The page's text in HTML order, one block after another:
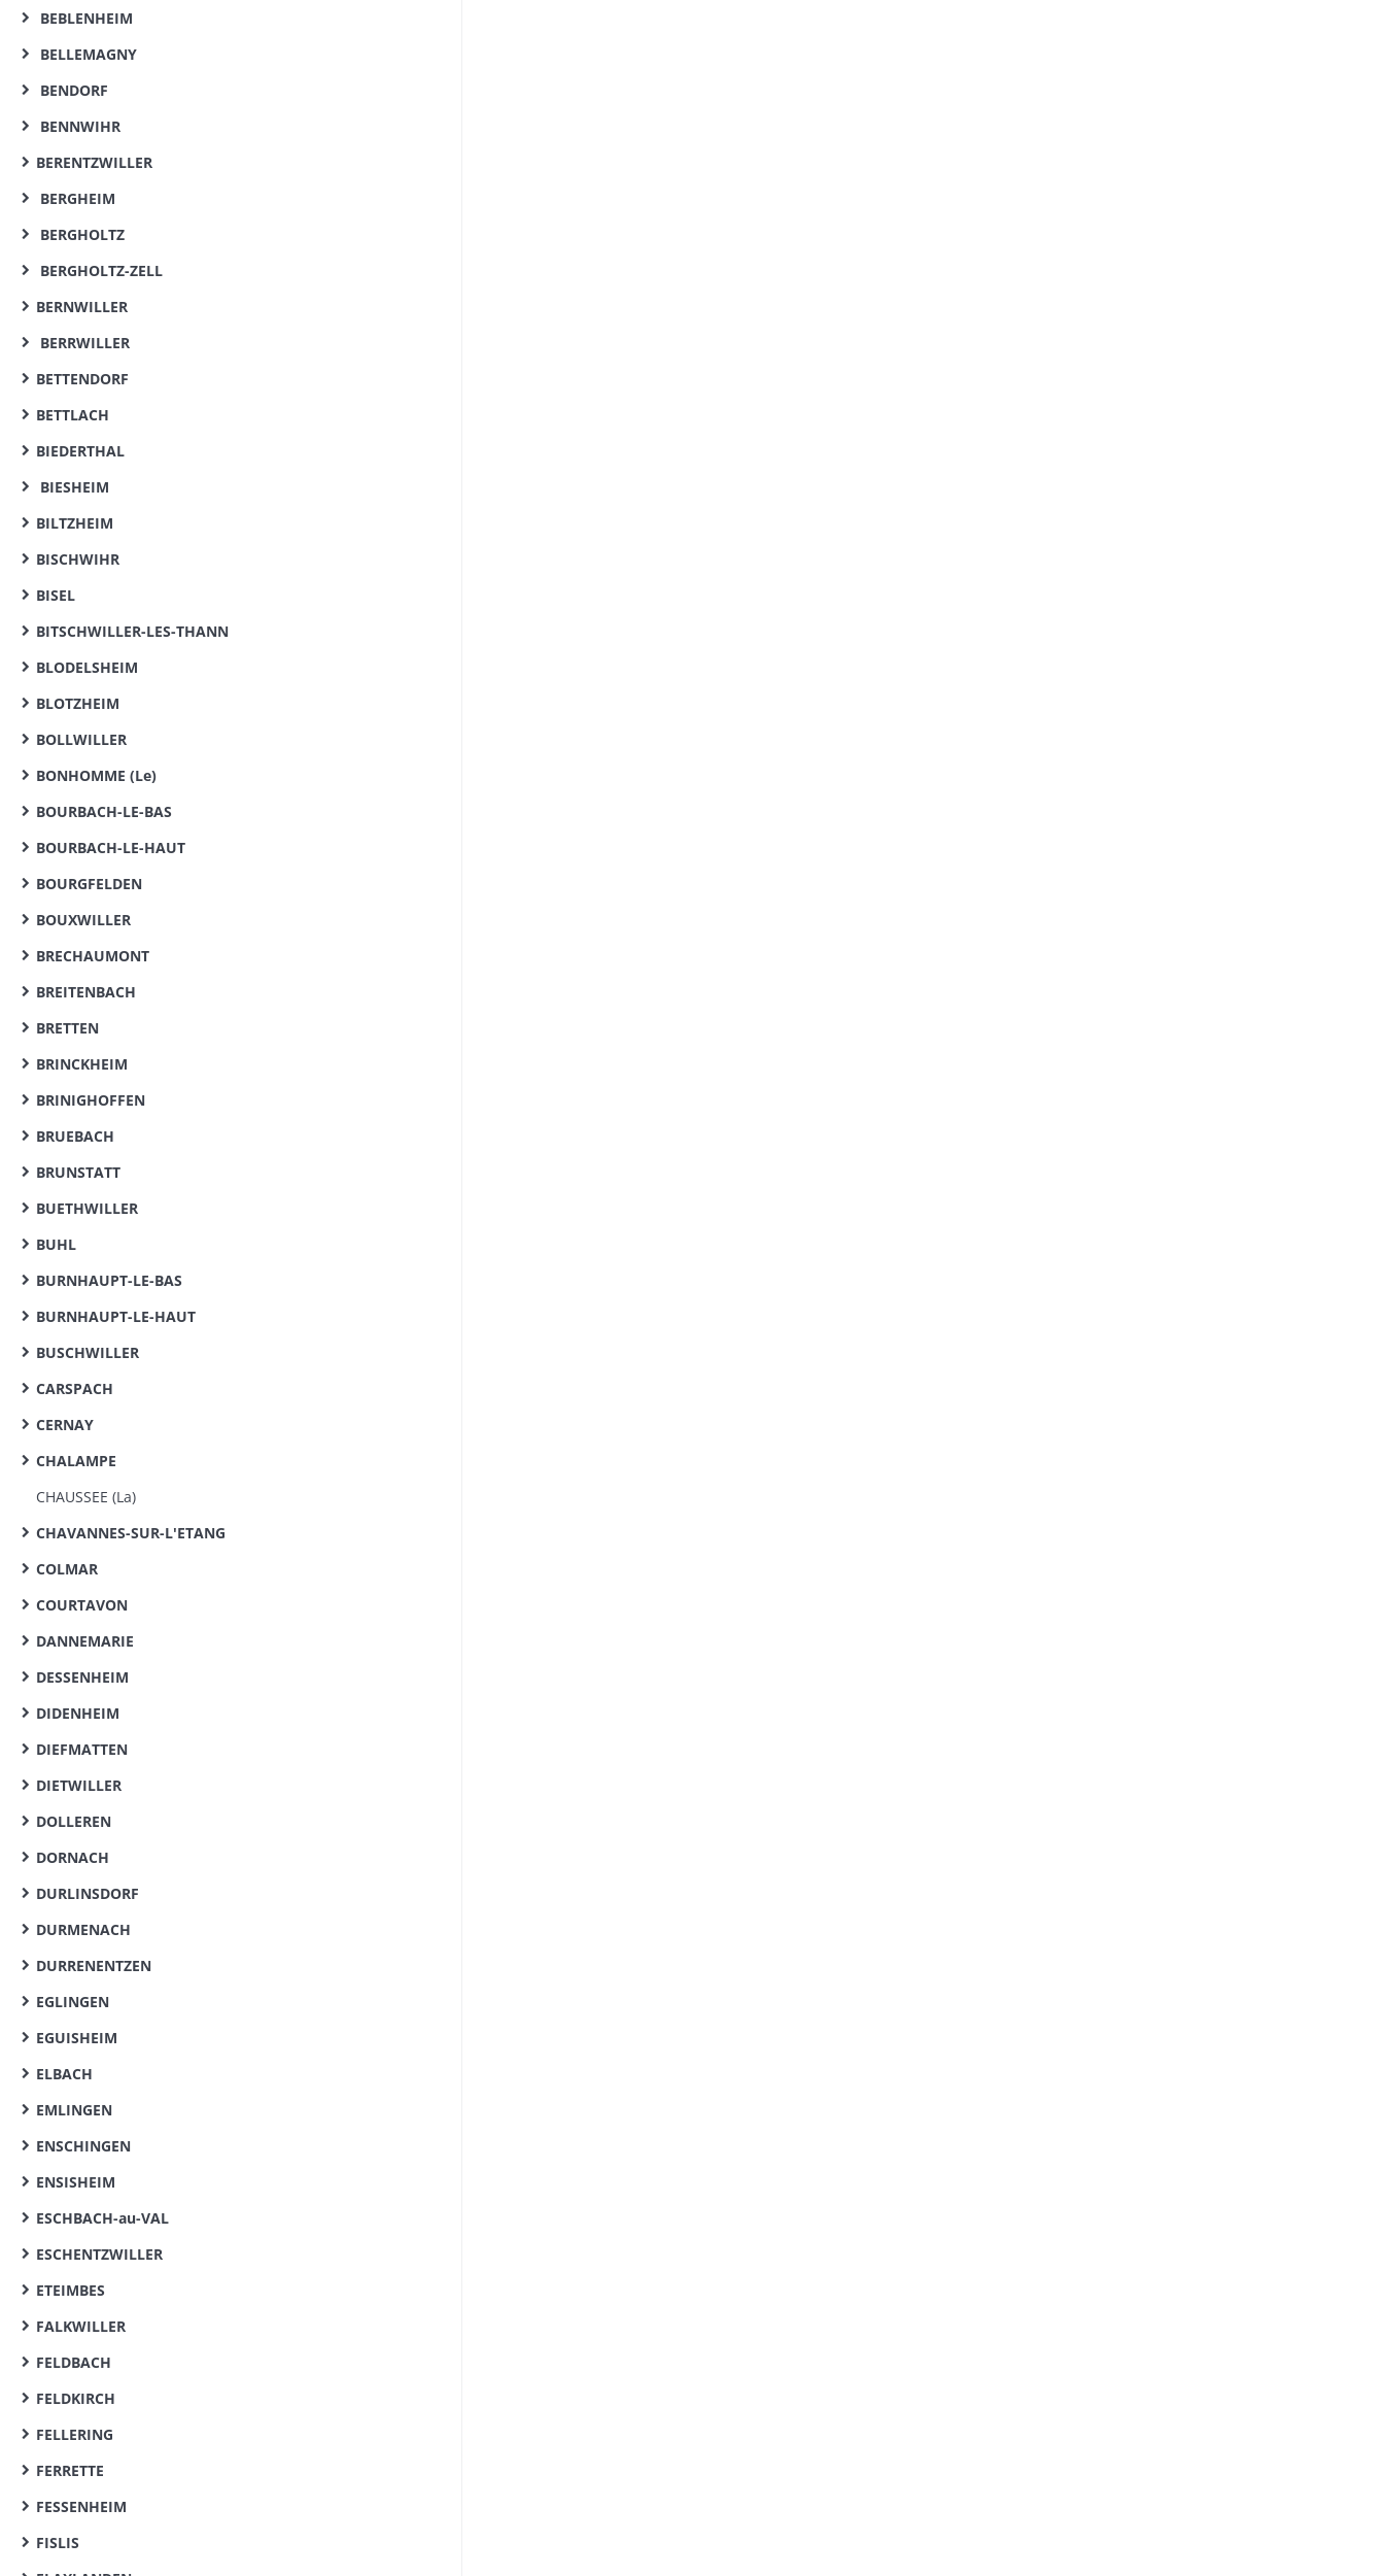
BEBLENHEIM
BELLEMAGNY
BENDORF
BENNWIHR
BERENTZWILLER
BERGHEIM
BERGHOLTZ
BERGHOLTZ-ZELL
BERNWILLER
BERRWILLER
BETTENDORF
BETTLACH
BIEDERTHAL
BIESHEIM
BILTZHEIM
BISCHWIHR
BISEL
BITSCHWILLER-LES-THANN
BLODELSHEIM
BLOTZHEIM
BOLLWILLER
BONHOMME (Le)
BOURBACH-LE-BAS
BOURBACH-LE-HAUT
BOURGFELDEN
BOUXWILLER
BRECHAUMONT
BREITENBACH
BRETTEN
BRINCKHEIM
BRINIGHOFFEN
BRUEBACH
BRUNSTATT
BUETHWILLER
BUHL
BURNHAUPT-LE-BAS
BURNHAUPT-LE-HAUT
BUSCHWILLER
CARSPACH
CERNAY
CHALAMPE
CHAUSSEE (La)
CHAVANNES-SUR-L'ETANG
COLMAR
COURTAVON
DANNEMARIE
DESSENHEIM
DIDENHEIM
DIEFMATTEN
DIETWILLER
DOLLEREN
DORNACH
DURLINSDORF
DURMENACH
DURRENENTZEN
EGLINGEN
EGUISHEIM
ELBACH
EMLINGEN
ENSCHINGEN
ENSISHEIM
ESCHBACH-au-VAL
ESCHENTZWILLER
ETEIMBES
FALKWILLER
FELDBACH
FELDKIRCH
FELLERING
FERRETTE
FESSENHEIM
FISLIS